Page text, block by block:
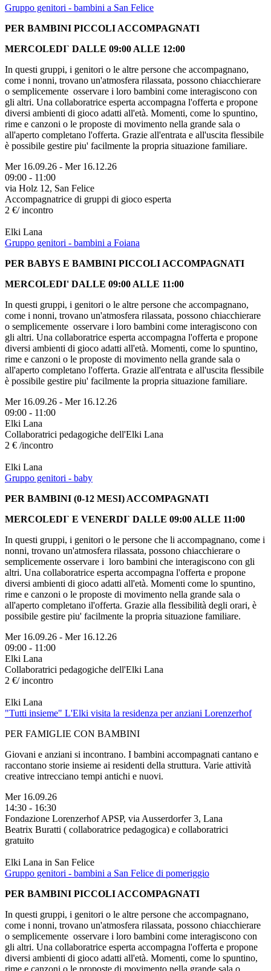
Gruppo genitori - bambini a San Felice
PER BAMBINI PICCOLI ACCOMPAGNATI
MERCOLEDI` DALLE 09:00 ALLE 12:00
In questi gruppi, i genitori o le altre persone che accompagnano,
come i nonni, trovano un'atmosfera rilassata, possono chiacchierare
o semplicemente osservare i loro bambini come interagiscono con
gli altri. Una collaboratrice esperta accompagna l'offerta e propone
diversi ambienti di gioco adatti all'età. Momenti, come lo spuntino,
rime e canzoni o le proposte di movimento nella grande sala o
all'aperto completano l'offerta. Grazie all'entrata e all'uscita flessibile
è possibile gestire piu' facilmente la propria situazione familiare.
Mer 16.09.26 - Mer 16.12.26
09:00 - 11:00
via Holz 12, San Felice
Accompagnatrice di gruppi di gioco esperta
2 €/ incontro
Elki Lana
Gruppo genitori - bambini a Foiana
PER BABYS E BAMBINI PICCOLI ACCOMPAGNATI
MERCOLEDI' DALLE 09:00 ALLE 11:00
In questi gruppi, i genitori o le altre persone che accompagnano,
come i nonni, trovano un'atmosfera rilassata, possono chiacchierare
o semplicemente osservare i loro bambini come interagiscono con
gli altri. Una collaboratrice esperta accompagna l'offerta e propone
diversi ambienti di gioco adatti all'età. Momenti, come lo spuntino,
rime e canzoni o le proposte di movimento nella grande sala o
all'aperto completano l'offerta. Grazie all'entrata e all'uscita flessibile
è possibile gestire piu' facilmente la propria situazione familiare.
Mer 16.09.26 - Mer 16.12.26
09:00 - 11:00
Elki Lana
Collaboratrici pedagogiche dell'Elki Lana
2 € /incontro
Elki Lana
Gruppo genitori - baby
PER BAMBINI (0-12 MESI) ACCOMPAGNATI
MERCOLEDI` E VENERDI` DALLE 09:00 ALLE 11:00
In questi gruppi, i genitori o le persone che li accompagnano, come i
nonni, trovano un'atmosfera rilassata, possono chiacchierare o
semplicemente osservare i loro bambini che interagiscono con gli
altri. Una collaboratrice esperta accompagna l'offerta e propone
diversi ambienti di gioco adatti all'età. Momenti come lo spuntino,
rime e canzoni o le proposte di movimento nella grande sala o
all'aperto completano il'offerta. Grazie alla flessibilità degli orari, è
possibile gestire piu' facilmente la propria situazione familiare.
Mer 16.09.26 - Mer 16.12.26
09:00 - 11:00
Elki Lana
Collaboratrici pedagogiche dell'Elki Lana
2 €/ incontro
Elki Lana
"Tutti insieme" L'Elki visita la residenza per anziani Lorenzerhof
PER FAMIGLIE CON BAMBINI
Giovani e anziani si incontrano. I bambini accompagnati cantano e
raccontano storie insieme ai residenti della struttura. Varie attività
creative intrecciano tempi antichi e nuovi.
Mer 16.09.26
14:30 - 16:30
Fondazione Lorenzerhof APSP, via Ausserdorfer 3, Lana
Beatrix Buratti ( collaboratrice pedagogica) e collaboratrici
gratuito
Elki Lana in San Felice
Gruppo genitori - bambini a San Felice di pomeriggio
PER BAMBINI PICCOLI ACCOMPAGNATI
In questi gruppi, i genitori o le altre persone che accompagnano,
come i nonni, trovano un'atmosfera rilassata, possono chiacchierare
o semplicemente osservare i loro bambini come interagiscono con
gli altri. Una collaboratrice esperta accompagna l'offerta e propone
diversi ambienti di gioco adatti all'età. Momenti, come lo spuntino,